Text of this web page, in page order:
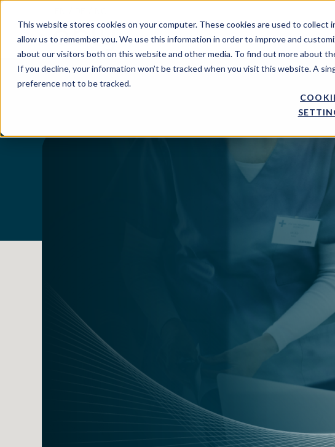
This website stores cookies on your computer. These cookies are used to
allow us to remember you. We use this information in order to improve and
about our visitors both on this website and other media. To find out more about
If you decline, your information won’t be tracked when you visit this website. A
preference not to be tracked.